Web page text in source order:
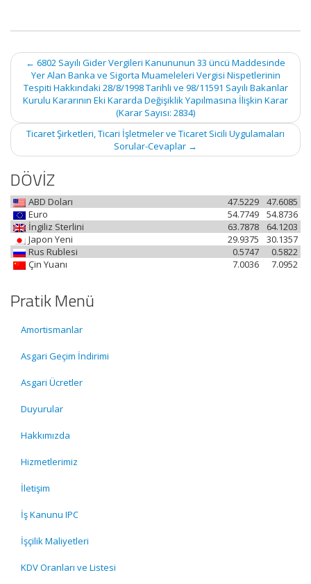
Post
navigation
← 6802 Sayılı Gider Vergileri Kanununun 33 üncü Maddesinde
Yer Alan Banka ve Sigorta Muameleleri Vergisi Nispetlerinin
Tespiti Hakkındaki 28/8/1998 Tarihli ve 98/11591 Sayılı Bakanlar
Kurulu Kararının Eki Kararda Değişiklik Yapılmasına İlişkin Karar
(Karar Sayısı: 2834)
Ticaret Şirketleri, Ticari İşletmeler ve Ticaret Sicili Uygulamaları
Sorular-Cevaplar →
DÖVİZ
ABD Doları 47.6085
47.5229
Euro
54.8736
54.7749
İngiliz Sterlini
64.1203
63.7878
Japon Yeni
30.1357
29.9375
Rus Rublesi
0.5822
0.5747
Çin Yuanı
7.0952
7.0036
Pratik Menü
Amortismanlar
Asgari Geçim İndirimi
Asgari Ücretler
Duyurular
Hakkımızda
Hizmetlerimiz
İletişim
İş Kanunu IPC
İşçilik Maliyetleri
KDV Oranları ve Listesi